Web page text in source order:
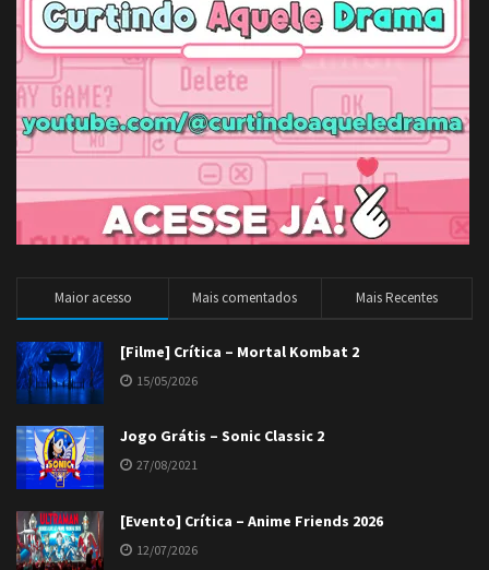
Maior acesso Mais comentados Mais Recentes
[Filme] Crítica – Mortal Kombat 2
15/05/2026
Jogo Grátis – Sonic Classic 2
27/08/2021
[Evento] Crítica – Anime Friends 2026
12/07/2026